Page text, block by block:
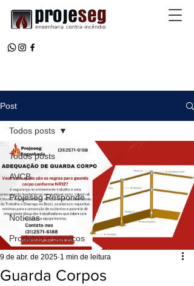
Post
Todos posts
AVCB
Projeseg Responde
Notícias
Produtos e serviços
Todos posts
Guarda Corpos
9 de abr. de 2025 1 min de leitura